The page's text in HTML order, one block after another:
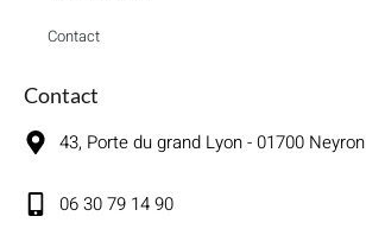
Contact
Contact
43, Porte du grand Lyon - 01700 Neyron
06 30 79 14 90